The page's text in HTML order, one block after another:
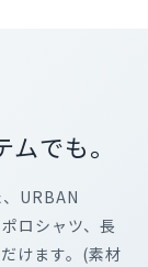
でも。
URBAN
ロシャツ、長
けます。(素材